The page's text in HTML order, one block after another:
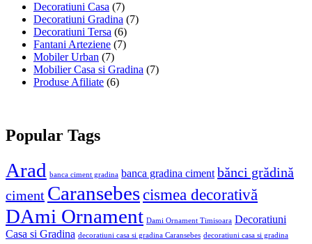
Decoratiuni Casa (7)
Decoratiuni Gradina (7)
Decoratiuni Tersa (6)
Fantani Arteziene (7)
Mobiler Urban (7)
Mobilier Casa si Gradina (7)
Produse Afiliate (6)
Popular Tags
Arad banca ciment gradina banca gradina ciment bănci grădină
ciment Caransebescismea decorativă
DAmi Ornament Dami Ornament Timisoara Decoratiuni
Casa si Gradina decoratiuni casa si gradina Caransebes decoratiuni casa si gradina